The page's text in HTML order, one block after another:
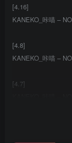
[4.16]
KANEKO_咔喵 –
[4.8]
KANEKO_咔喵 –
[4.7]